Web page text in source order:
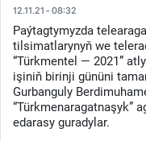
12.11.21 - 08:32
Paýtagtymyzda
tilsimatlarynyň we
“Türkmentel — 2021”
işiniň birinji gününi
Gurbanguly
“Türkmenaragatnaşyk”
edarasy guradylar.